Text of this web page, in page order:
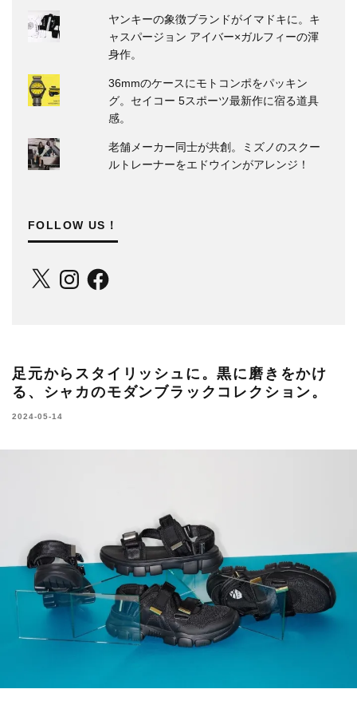
ヤンキーの象徴ブランドがイマドキに。キ
ャスパージョン アイバー×ガルフィーの渾
身作。
36mmのケースにモトコンポをパッキン
グ。セイコー 5スポーツ最新作に宿る道具
感。
老舗メーカー同士が共創。ミズノのスクー
ルトレーナーをエドウインがアレンジ！
FOLLOW US！
X InstagramFacebook
足元からスタイリッシュに。黒に磨きをかけ
る、シャカのモダンブラックコレクション。
2024-05-14